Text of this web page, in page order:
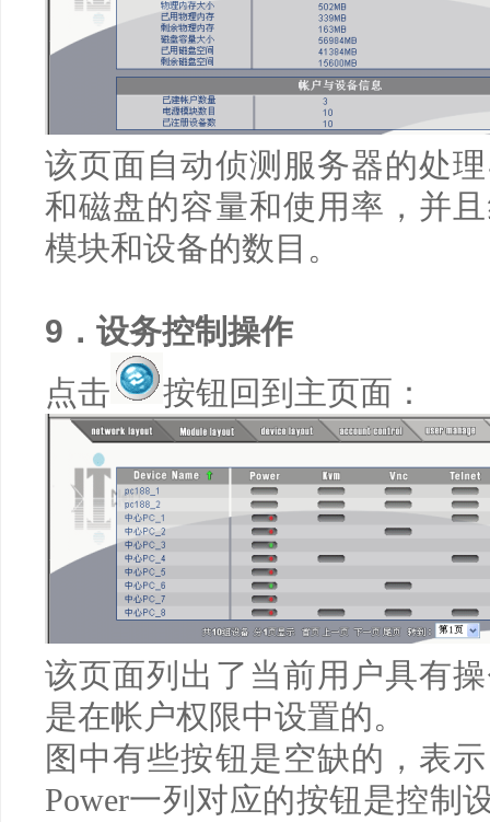
该页面自动侦测服务器的处
和磁盘的容量和使用率，并
模块和设备的数目。
9 ．设务控制操作
点击
按钮回到主页面：
该页面列出了当前用户具有
是在帐户权限中设置的。
图中有些按钮是空缺的，表
Power一列对应的按钮是控制